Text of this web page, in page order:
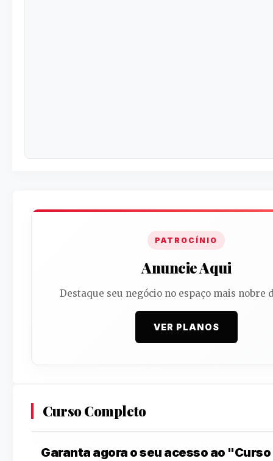
PATROCÍNIO
Anuncie Aqui
Destaque seu negócio no espaço mais nobre
VER PLANOS
Curso Completo
Garanta agora o seu acesso ao